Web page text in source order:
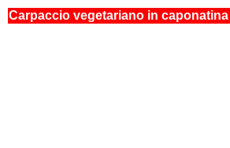
Carpaccio vegetariano in